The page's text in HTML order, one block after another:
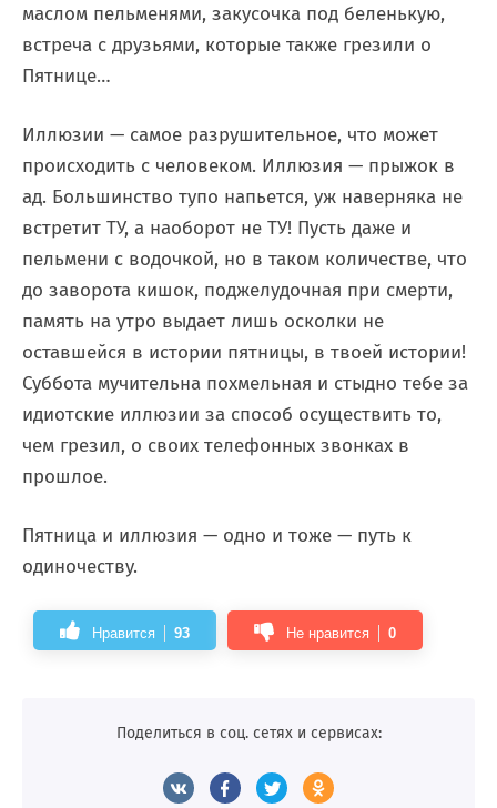
маслом пельменями, закусочка под беленькую,
встреча с друзьями, которые также грезили о
Пятнице…
Иллюзии — самое разрушительное, что может
происходить с человеком. Иллюзия — прыжок в
ад. Большинство тупо напьется, уж наверняка не
встретит ТУ, а наоборот не ТУ! Пусть даже и
пельмени с водочкой, но в таком количестве, что
до заворота кишок, поджелудочная при смерти,
память на утро выдает лишь осколки не
оставшейся в истории пятницы, в твоей истории!
Суббота мучительна похмельная и стыдно тебе за
идиотские иллюзии за способ осуществить то,
чем грезил, о своих телефонных звонках в
прошлое.
Пятница и иллюзия — одно и тоже — путь к
одиночеству.
Нравится 93 Не нравится 0
Поделиться в соц. сетях и сервисах: